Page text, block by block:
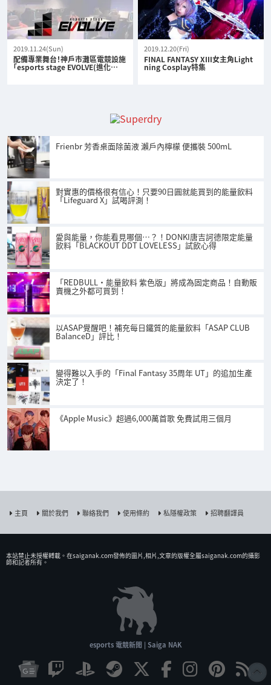
2019.11.24(Sun)
配備專業舞台！神戶市灘區電競設施
「esports stage EVOLVE(進化…
2019.12.20(Fri)
FINAL FANTASY XIII女主角Light
ning Cosplay特集
Frienbr 芳香桌面除菌液 瀨戶內檸檬 便攜裝 500mL
對實惠的價格很有信心！只要90日圓就能買到的能量飲料
「Lifeguard X」試喝評測！
愛與能量，你能看見哪個…？！DONKI唐吉訶德限定能量
飲料「BLACKOUT DDT LOVELESS」試飲心得
「REDBULL・能量飲料 紫色版」將成為固定商品！自動販
賣機之外都可買到！
以ASAP覺醒吧！補充每日鐵質的能量飲料「ASAP CLUB
BalanceD」評比！
變得難以入手的「Final Fantasy 35周年 UT」的追加生產
決定了！
《Apple Music》超過6,000萬首歌 免費試用三個月
主頁 關於我們 聯絡我們 使用條約 私隱權政策 招聘翻譯員
本站禁止未授權𨍭載。在saiganak.com發佈的圖片,相片,文章的版權全屬saiganak.com的攝影
師和記者所有。
esports 電競新聞 | Saiga NAK